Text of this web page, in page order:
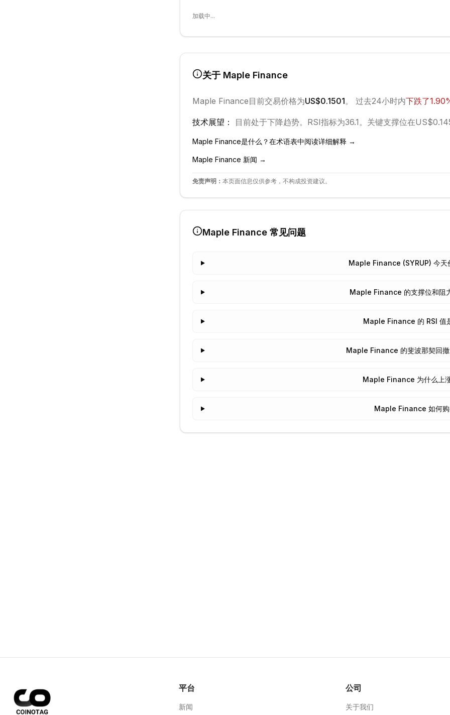
加载中...
关于 Maple Finance
Maple Finance目前交易价格为US$0.1501。 过去24小时内下跌了1.90
技术展望： 目前处于下降趋势。 RSI指标为36.1。 关键支撑位在
Maple Finance是什么？在术语表中阅读详细解释 →
Maple Finance 新闻 →
免责声明： 本页面信息仅供参考，不构成投资建议。
Maple Finance常见问题
Maple Finance (SYRUP) 今天
Maple Finance 的支撑位和阻
Maple Finance 的 RSI 值
Maple Finance 的斐波那契回
Maple Finance 为什么上
Maple Finance 如何
平台
新闻
公司
关于我们